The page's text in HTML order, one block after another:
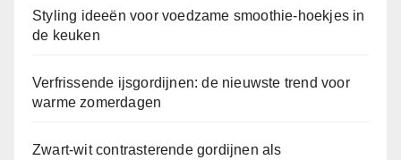
Styling ideeën voor voedzame smoothie-hoekjes in
de keuken
Verfrissende ijsgordijnen: de nieuwste trend voor
warme zomerdagen
Zwart-wit contrasterende gordijnen als